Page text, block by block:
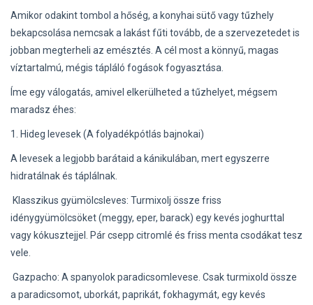
Amikor odakint tombol a hőség, a konyhai sütő vagy tűzhely
bekapcsolása nemcsak a lakást fűti tovább, de a szervezetedet is
jobban megterheli az emésztés. A cél most a könnyű, magas
víztartalmú, mégis tápláló fogások fogyasztása.
Íme egy válogatás, amivel elkerülheted a tűzhelyet, mégsem
maradsz éhes:
1. Hideg levesek (A folyadékpótlás bajnokai)
A levesek a legjobb barátaid a kánikulában, mert egyszerre
hidratálnak és táplálnak.
Klasszikus gyümölcsleves: Turmixolj össze friss
idénygyümölcsöket (meggy, eper, barack) egy kevés joghurttal
vagy kókusztejjel. Pár csepp citromlé és friss menta csodákat tesz
vele.
Gazpacho: A spanyolok paradicsomlevese. Csak turmixold össze
a paradicsomot, uborkát, paprikát, fokhagymát, egy kevés